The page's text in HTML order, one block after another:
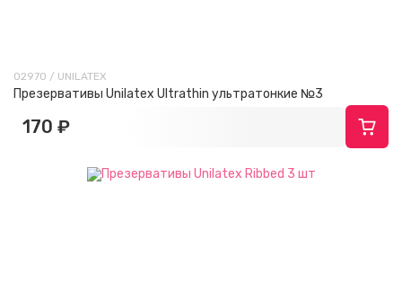
02970 / UNILATEX
Презервативы Unilatex Ultrathin ультратонкие №3
170 ₽